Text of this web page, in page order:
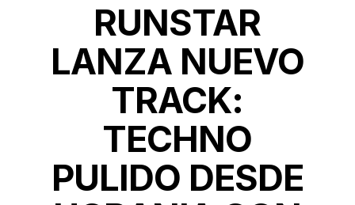
RUNSTAR
LANZA NUEVO
TRACK:
TECHNO
PULIDO DESDE